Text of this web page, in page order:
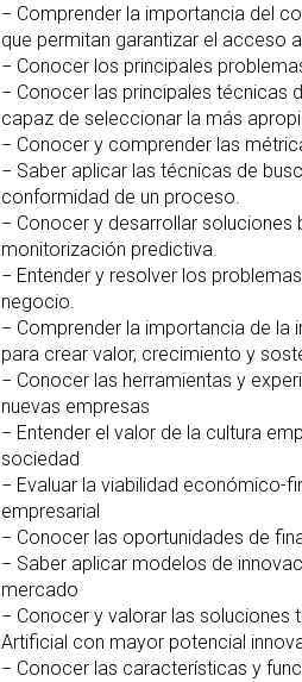
− Comprender la importancia del
que permitan garantizar el acceso
− Conocer los principales
− Conocer las principales técnicas
capaz de seleccionar la más
− Conocer y comprender las
− Saber aplicar las técnicas de
conformidad de un proceso.
− Conocer y desarrollar
monitorización predictiva.
− Entender y resolver los
negocio.
− Comprender la importancia de
para crear valor, crecimiento y
− Conocer las herramientas y
nuevas empresas
− Entender el valor de la cultura
sociedad
− Evaluar la viabilidad económico-
empresarial
− Conocer las oportunidades de
− Saber aplicar modelos de
mercado
− Conocer y valorar las
Artificial con mayor potencial
− Conocer las características y